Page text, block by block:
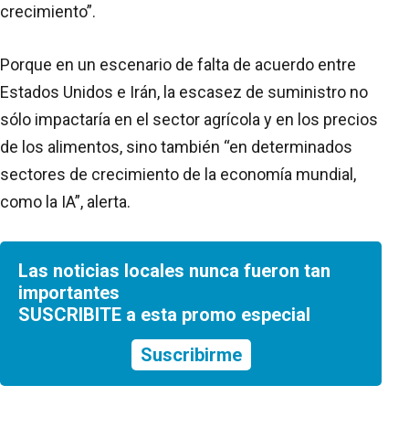
crecimiento”.
Porque en un escenario de falta de acuerdo entre
Estados Unidos e Irán, la escasez de suministro no
sólo impactaría en el sector agrícola y en los precios
de los alimentos, sino también “en determinados
sectores de crecimiento de la economía mundial,
como la IA”, alerta.
Las noticias locales nunca fueron tan
importantes
SUSCRIBITE a esta promo especial
Suscribirme